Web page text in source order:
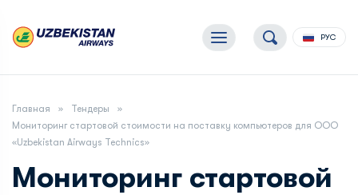
РУС
Главная
Тендеры
Мониторинг стартовой стоимости на поставку компьютеров для ООО
«Uzbekistan Airways Technics»
Мониторинг стартовой